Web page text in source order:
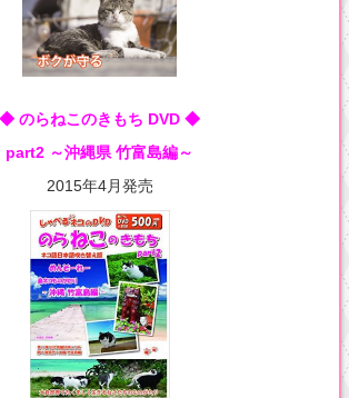
◆ のらねこのきもち DVD ◆
part2 ～沖縄県 竹富島編～
2015年4月発売